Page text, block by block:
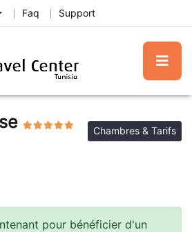
Faq Support
Chambres & Tarifs
pour bénéficier d'un